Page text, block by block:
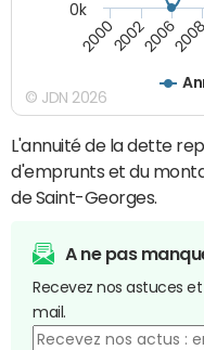
2000200220062008
0k
© JDN 2026
L'annuité de la dette
d'emprunts et du
de Saint-Georges.
A ne pas
Recevez nos astuces
mail.